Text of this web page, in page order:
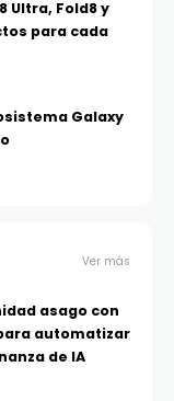
Ultra, Fold8 y
para cada
Galaxy
Ver más
asago con
automatizar
de IA